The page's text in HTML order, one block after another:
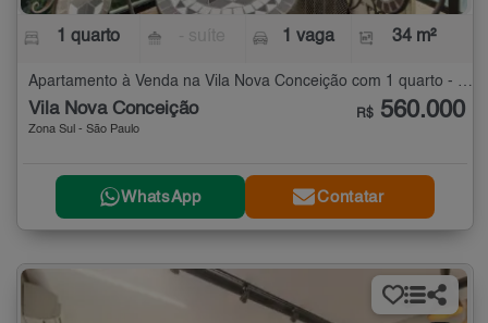
1 quarto 1 vaga 34 m²
Apartamento à Venda na Vila Nova Conceição com 1 quarto - 34 m²
Vila Nova Conceição
Zona Sul - São Paulo
R$ 560.000
WhatsApp Contatar